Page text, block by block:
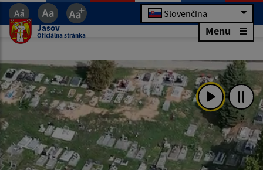
Slovenčina
Jasov
Oficiálna stránka Menu